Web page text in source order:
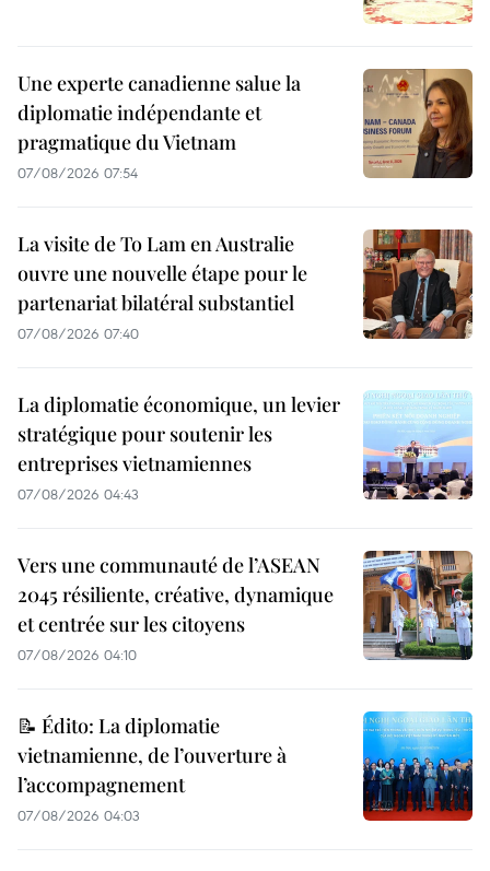
Une experte canadienne salue la
diplomatie indépendante et
pragmatique du Vietnam
07/08/2026 07:54
La visite de To Lam en Australie
ouvre une nouvelle étape pour le
partenariat bilatéral substantiel
07/08/2026 07:40
La diplomatie économique, un levier
stratégique pour soutenir les
entreprises vietnamiennes
07/08/2026 04:43
Vers une communauté de l’ASEAN
2045 résiliente, créative, dynamique
et centrée sur les citoyens
07/08/2026 04:10
📝 Édito: La diplomatie
vietnamienne, de l’ouverture à
l’accompagnement
07/08/2026 04:03